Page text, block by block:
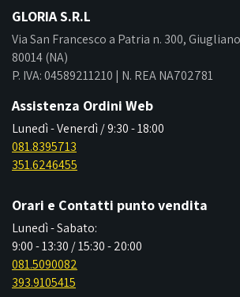
GLORIA S.R.L
Via San Francesco a Patria n. 300,
80014 (NA)
P. IVA: 04589211210 | N. REA NA702781
Assistenza Ordini Web
Lunedì - Venerdì / 9:30 - 18:00
081.8395713
351.6246455
Orari e Contatti punto vendita
Lunedì - Sabato:
9:00 - 13:30 / 15:30 - 20:00
081.5090082
393.9105415